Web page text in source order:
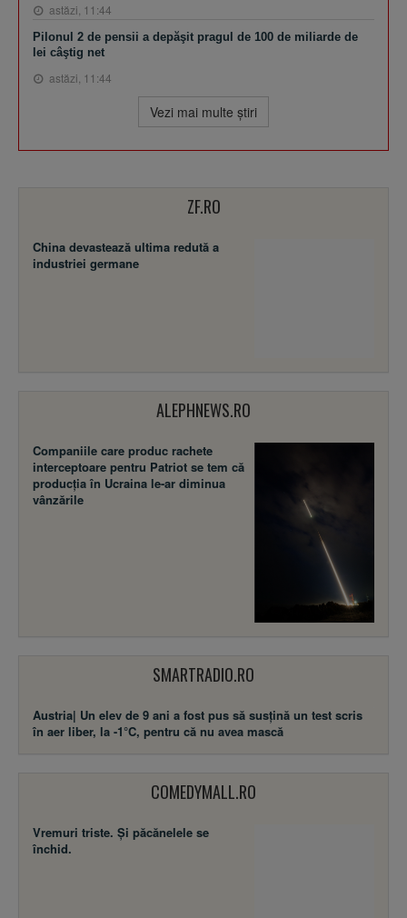
astăzi, 11:44
Pilonul 2 de pensii a depăşit pragul de 100 de miliarde de
lei câştig net
astăzi, 11:44
Vezi mai multe ştiri
ZF.RO
China devastează ultima redută a
industriei germane
ALEPHNEWS.RO
Companiile care produc rachete
interceptoare pentru Patriot se tem că
producția în Ucraina le-ar diminua
vânzările
SMARTRADIO.RO
Austria| Un elev de 9 ani a fost pus să susţină un test scris
în aer liber, la -1°C, pentru că nu avea mască
COMEDYMALL.RO
Vremuri triste. Şi păcănelele se
închid.